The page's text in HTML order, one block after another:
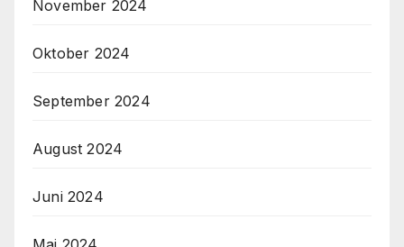
November 2024
Oktober 2024
September 2024
August 2024
Juni 2024